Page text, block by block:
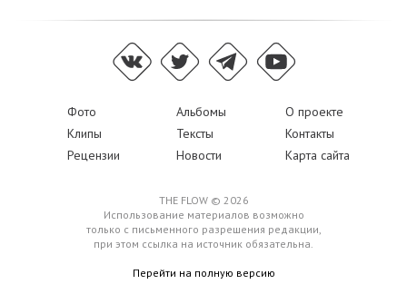
Фото Альбомы
О проекте
Клипы
Тексты
Контакты
Рецензии
Новости Карта сайта
THE FLOW © 2026
Использование материалов возможно
только с письменного разрешения редакции,
при этом ссылка на источник обязательна.
Перейти на полную версию